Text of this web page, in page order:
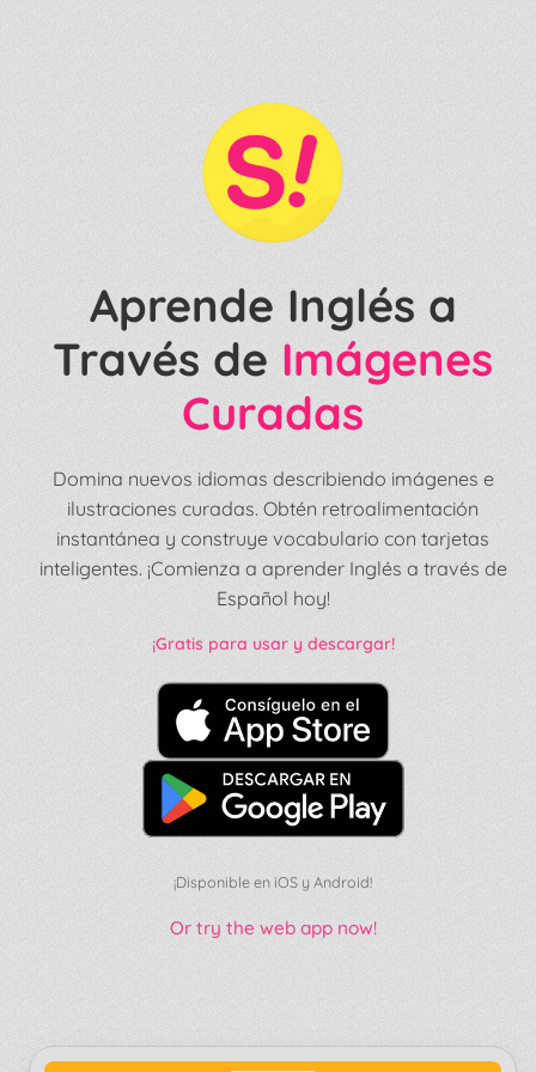
Aprende Inglés a
Través de Imágenes
Curadas
Domina nuevos idiomas describiendo imágenes e
ilustraciones curadas. Obtén retroalimentación
instantánea y construye vocabulario con tarjetas
inteligentes. ¡Comienza a aprender Inglés a través de
Español hoy!
¡Gratis para usar y descargar!
¡Disponible en iOS y Android!
Or try the web app now!